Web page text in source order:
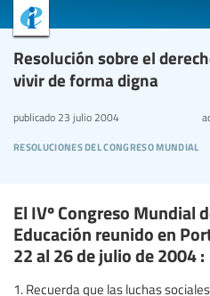
Resolución sobre el
vivir de forma digna
resoluciones del congreso mundial
publicado 23 julio 2004
El IVº Congreso Mundial
Educación reunido en
22 al 26 de julio de 2004 :
1. Recuerda que las luchas